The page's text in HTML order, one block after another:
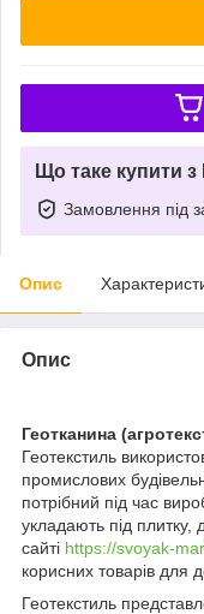
Що таке купити
Замовлення під
Опис
Опис
Геотканина
Геотекстиль
промислових
потрібний під час
укладають під
сайті https://svoyak-
корисних товарів для
Геотекстиль